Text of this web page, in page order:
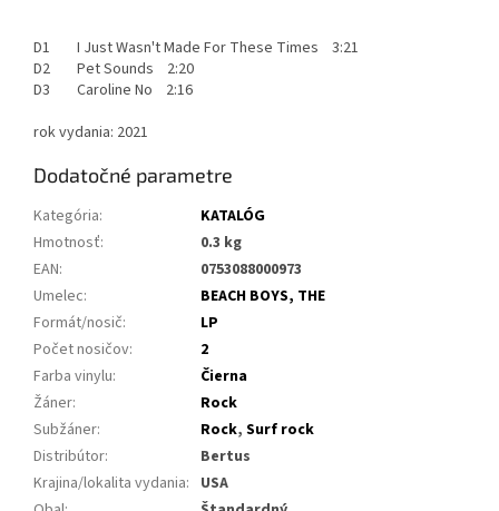
D1 I Just Wasn't Made For These Times 3:21
D2 Pet Sounds 2:20
D3 Caroline No 2:16
rok vydania: 2021
Dodatočné parametre
Kategória:
KATALÓG
Hmotnosť:
0.3 kg
EAN:
0753088000973
Umelec:
BEACH BOYS, THE
Formát/nosič:
LP
Počet nosičov:
2
Farba vinylu:
Čierna
Žáner:
Rock
Subžáner: Rock, Surf rock
Distribútor:
Bertus
Krajina/lokalita vydania: USA